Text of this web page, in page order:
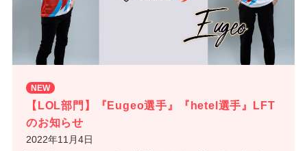
NEW
【LOL部門】『Eugeo選手』『hetel選手』LFT
のお知らせ
2022年11月4日